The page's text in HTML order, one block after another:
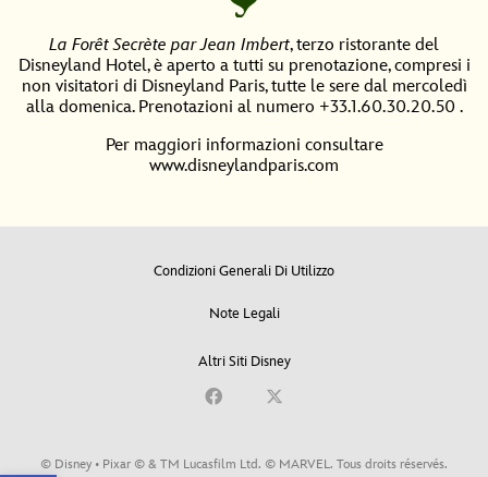
La Forêt Secrète par Jean Imbert, terzo ristorante del
Disneyland Hotel, è aperto a tutti su prenotazione, compresi i
non visitatori di Disneyland Paris, tutte le sere dal mercoledì
alla domenica. Prenotazioni al numero +33.1.60.30.20.50 .
Per maggiori informazioni consultare
www.disneylandparis.com
Condizioni Generali Di Utilizzo
Note Legali
Altri Siti Disney
© Disney • Pixar © & TM Lucasfilm Ltd. © MARVEL. Tous droits réservés.